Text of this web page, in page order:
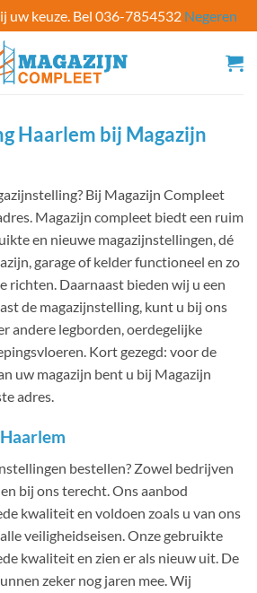
uw keuze. Bel 036-7854532 Negeren
Haarlem bij Magazijn
Bij Magazijn Compleet
Magazijn compleet biedt een ruim
en nieuwe magazijnstellingen, dé
garage of kelder functioneel en zo
richten. Daarnaast bieden wij u een
de magazijnstelling, kunt u bij ons
andere legborden, oerdegelijke
Kort gezegd: voor de
uw magazijn bent u bij Magazijn
adres.
bestellen? Zowel bedrijven
bij ons terecht. Ons aanbod
kwaliteit en voldoen zoals u van ons
veiligheidseisen. Onze gebruikte
kwaliteit en zien er als nieuw uit. De
zeker nog jaren mee. Wij